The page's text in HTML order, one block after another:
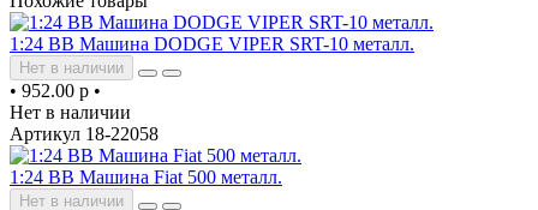
1:24 BB Машина DODGE VIPER SRT-10 металл.
Нет в наличии
• 952.00 р •
Нет в наличии
Артикул 18-22058
1:24 BB Машина Fiat 500 металл.
Нет в наличии